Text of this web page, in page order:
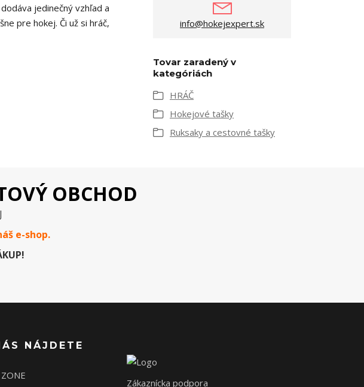
jedinečný vzhľad a
pre hokej. Či už si hráč,
info@hokejexpert.sk
Tovar zaradený v
kategóriách
HRÁČ
Hokejové tašky
Ruksaky a cestovné tašky
OBCHOD
e-shop.
NÁJDETE
Zákaznícka podpora